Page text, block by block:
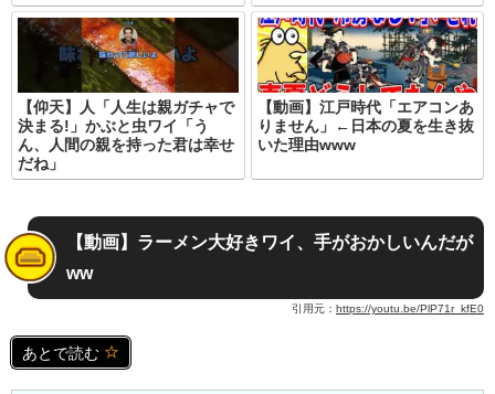
【仰天】人「人生は親ガチャで
決まる!」かぶと虫ワイ「う
ん、人間の親を持った君は幸せ
だね」
【動画】江戸時代「エアコンあ
りません」←日本の夏を生き抜
いた理由www
【動画】ラーメン大好きワイ、手がおかしいんだが
ww
引用元： https://youtu.be/PlP71r_kfE0
あとで読む